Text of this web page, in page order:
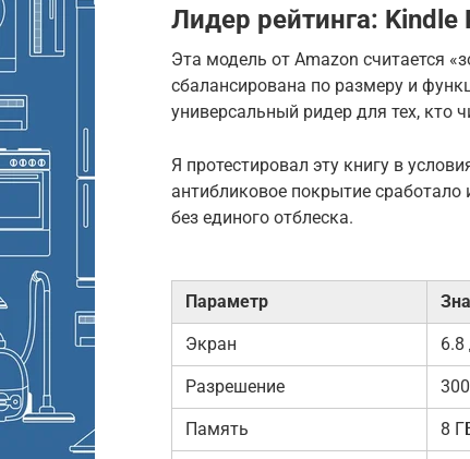
Лидер рейтинга: Kindle
Эта модель от Amazon считается
сбалансирована по размеру и
универсальный ридер для тех, кто
Я протестировал эту книгу в
антибликовое покрытие
без единого отблеска.
Параметр
Экран 6.8
Разрешение
Память 8